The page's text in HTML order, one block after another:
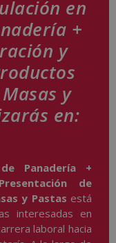
en
+
y
y
en:
Panadería +
de
y Pastas está
interesadas en
laboral hacia